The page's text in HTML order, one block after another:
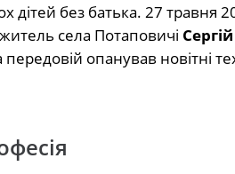
дітей без батька. 27 травня
села Потаповичі
опанував новітні